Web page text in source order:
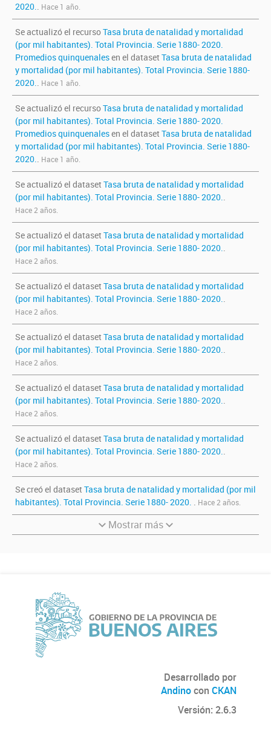
2020.. Hace 1 año.
Se actualizó el recursoTasa bruta de natalidad y mortalidad
(por mil habitantes). Total Provincia. Serie 1880- 2020.
Promedios quinquenalesen el dataset Tasa bruta de natalidad
y mortalidad (por mil habitantes). Total Provincia. Serie 1880-
2020.. Hace 1 año.
Se actualizó el recursoTasa bruta de natalidad y mortalidad
(por mil habitantes). Total Provincia. Serie 1880- 2020.
Promedios quinquenalesen el dataset Tasa bruta de natalidad
y mortalidad (por mil habitantes). Total Provincia. Serie 1880-
2020.. Hace 1 año.
Se actualizó el dataset Tasa bruta de natalidad y mortalidad
(por mil habitantes). Total Provincia. Serie 1880- 2020..
Hace 2 años.
Se actualizó el dataset Tasa bruta de natalidad y mortalidad
(por mil habitantes). Total Provincia. Serie 1880- 2020..
Hace 2 años.
Se actualizó el dataset Tasa bruta de natalidad y mortalidad
(por mil habitantes). Total Provincia. Serie 1880- 2020..
Hace 2 años.
Se actualizó el dataset Tasa bruta de natalidad y mortalidad
(por mil habitantes). Total Provincia. Serie 1880- 2020..
Hace 2 años.
Se actualizó el dataset Tasa bruta de natalidad y mortalidad
(por mil habitantes). Total Provincia. Serie 1880- 2020..
Hace 2 años.
Se actualizó el dataset Tasa bruta de natalidad y mortalidad
(por mil habitantes). Total Provincia. Serie 1880- 2020..
Hace 2 años.
Se creó el dataset Tasa bruta de natalidad y mortalidad (por mil
habitantes). Total Provincia. Serie 1880- 2020. . Hace 2 años.
Mostrar más
Desarrollado por
Andinocon CKAN
Versión: 2.6.3